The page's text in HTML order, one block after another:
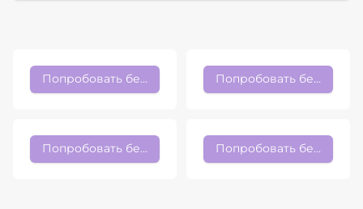
Попробовать бесплатно Попробовать бесплатно
Попробовать бесплатно Попробовать бесплатно